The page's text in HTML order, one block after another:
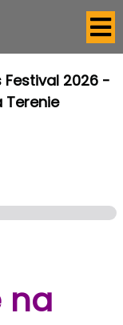
Festival 2026 -
Terenie
na